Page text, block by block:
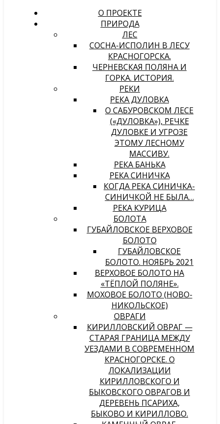
О ПРОЕКТЕ
ПРИРОДА
ЛЕС
СОСНА-ИСПОЛИН В ЛЕСУ
КРАСНОГОРСКА.
ЧЕРНЕВСКАЯ ПОЛЯНА И
ГОРКА. ИСТОРИЯ.
РЕКИ
РЕКА ДУЛОВКА
О САБУРОВСКОМ ЛЕСЕ
(«ДУЛОВКА»), РЕЧКЕ
ДУЛОВКЕ И УГРОЗЕ
ЭТОМУ ЛЕСНОМУ
МАССИВУ.
РЕКА БАНЬКА
РЕКА СИНИЧКА
КОГДА РЕКА СИНИЧКА-
СИНИЧКОЙ НЕ БЫЛА…
РЕКА КУРИЦА
БОЛОТА
ГУБАЙЛОВСКОЕ ВЕРХОВОЕ
БОЛОТО
ГУБАЙЛОВСКОЕ
БОЛОТО. НОЯБРЬ 2021
ВЕРХОВОЕ БОЛОТО НА
«ТЁПЛОЙ ПОЛЯНЕ».
МОХОВОЕ БОЛОТО (НОВО-
НИКОЛЬСКОЕ)
ОВРАГИ
КИРИЛЛОВСКИЙ ОВРАГ —
СТАРАЯ ГРАНИЦА МЕЖДУ
УЕЗДАМИ В СОВРЕМЕННОМ
КРАСНОГОРСКЕ. О
ЛОКАЛИЗАЦИИ
КИРИЛЛОВСКОГО И
БЫКОВСКОГО ОВРАГОВ И
ДЕРЕВЕНЬ ПСАРИХА,
БЫКОВО И КИРИЛЛОВО.